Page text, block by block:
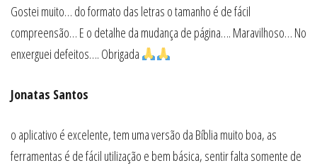
Gostei muito… do formato das letras o tamanho é de fácil
compreensão… E o detalhe da mudança de página…. Maravilhoso… No
enxerguei defeitos…. Obrigada
Jonatas Santos
o aplicativo é excelente, tem uma versão da Bíblia muito boa, as
ferramentas é de fácil utilização e bem básica, sentir falta somente de